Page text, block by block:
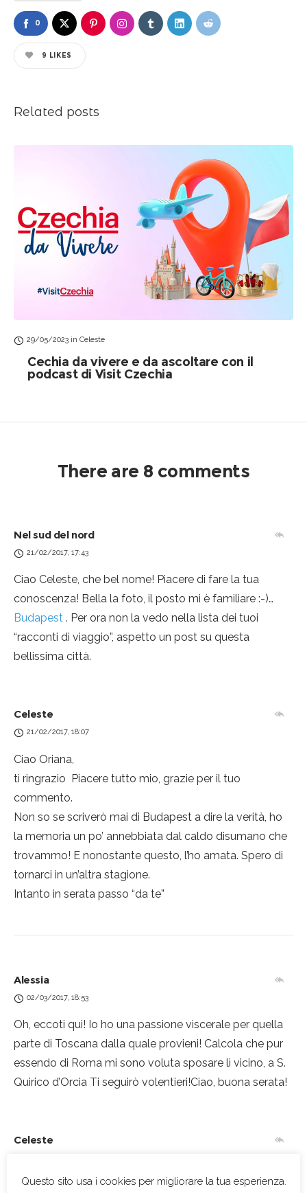
0
9 LIKES
Related posts
29/05/2023 in Celeste
Cechia da vivere e da ascoltare con il
podcast di Visit Czechia
There are 8 comments
Nel sud del nord
21/02/2017, 17:43
Ciao Celeste, che bel nome! Piacere di fare la tua
conoscenza! Bella la foto, il posto mi è familiare :-)…
Budapest . Per ora non la vedo nella lista dei tuoi
“racconti di viaggio”, aspetto un post su questa
bellissima città.
Celeste
21/02/2017, 18:07
Ciao Oriana,
ti ringrazio Piacere tutto mio, grazie per il tuo
commento.
Non so se scriverò mai di Budapest a dire la verità, ho
la memoria un po’ annebbiata dal caldo disumano che
trovammo! E nonostante questo, l’ho amata. Spero di
tornarci in un’altra stagione.
Intanto in serata passo “da te”
Alessia
02/03/2017, 18:53
Oh, eccoti qui! Io ho una passione viscerale per quella
parte di Toscana dalla quale provieni! Calcola che pur
essendo di Roma mi sono voluta sposare lì vicino, a S.
Quirico d’Orcia Ti seguirò volentieri!Ciao, buona serata!
Celeste
Ciao Alessia, che bello vederti qui, grazie di essere
Questo sito usa i cookies per migliorare la tua esperienza.